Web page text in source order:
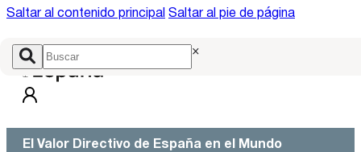
Saltar al contenido principal Saltar al pie de página
×
El Valor Directivo de España en el Mundo